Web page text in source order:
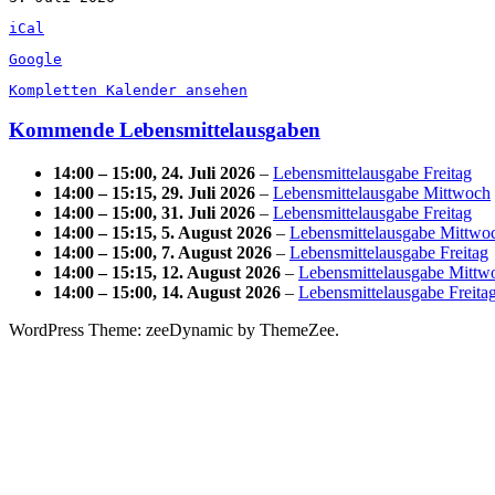
iCal
Google
Kompletten Kalender ansehen
Kommende Lebensmittelausgaben
14:00 – 15:00, 24. Juli 2026 – Lebensmittelausgabe Freitag
14:00 – 15:15, 29. Juli 2026 – Lebensmittelausgabe Mittwoch
14:00 – 15:00, 31. Juli 2026 – Lebensmittelausgabe Freitag
14:00 – 15:15, 5. August 2026 – Lebensmittelausgabe
14:00 – 15:00, 7. August 2026 – Lebensmittelausgabe Freitag
14:00 – 15:15, 12. August 2026 – Lebensmittelausgabe
14:00 – 15:00, 14. August 2026 – Lebensmittelausgabe
WordPress Theme: zeeDynamic by ThemeZee.